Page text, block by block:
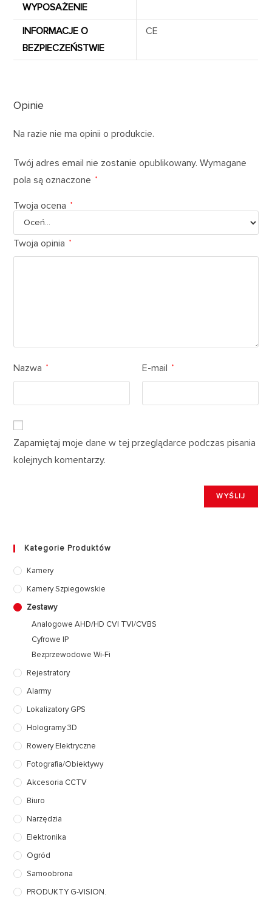
WYPOSAŻENIE
INFORMACJE O
BEZPIECZEŃSTWIE
CE
Opinie
Na razie nie ma opinii o produkcie.
Twój adres email nie zostanie opublikowany. Wymagane
pola są oznaczone
*
Twoja ocena *
Twoja opinia *
Nazwa * E-mail *
Zapamiętaj moje dane w tej przeglądarce podczas pisania
kolejnych komentarzy.
Kategorie Produktów
Kamery
Kamery Szpiegowskie
Zestawy
Analogowe AHD/HD CVI TVI/CVBS
Cyfrowe IP
Bezprzewodowe Wi-Fi
Rejestratory
Alarmy
Lokalizatory GPS
Hologramy 3D
Rowery Elektryczne
Fotografia/Obiektywy
Akcesoria CCTV
Biuro
Narzędzia
Elektronika
Ogród
Samoobrona
PRODUKTY G-VISION.